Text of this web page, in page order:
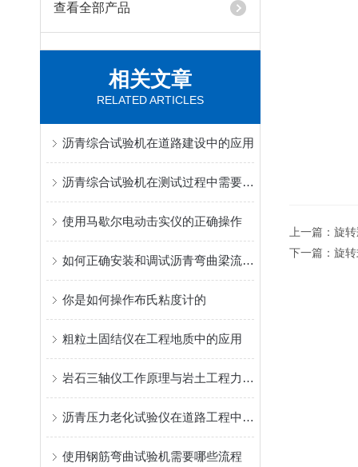
查看全部产品
相关文章
RELATED ARTICLES
沥青综合试验机在道路建设中的应用
沥青综合试验机在测试过程中需要注意哪些安全事项？
使用马歇尔电动击实仪的正确操作
如何正确安装和调试沥青弯曲梁流变仪？
你是如何操作布氏粘度计的
粗粒土固结仪在工程地质中的应用
岩石三轴仪工作原理与岩土工程力学性能测试详解
沥青压力老化试验仪在道路工程中的应用
使用钢筋弯曲试验机需要哪些流程
上一篇： 旋
下一篇： 旋